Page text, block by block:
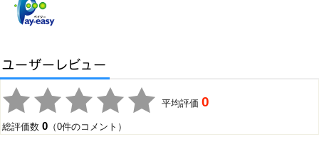
平均評価0
総評価数0 （0件のコメント）